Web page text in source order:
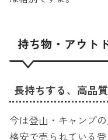
持ち物・アウト
長持ちする、高品
今は登山・キャンプ
格安で売られている